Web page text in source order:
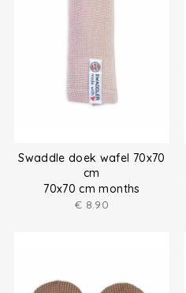
Swaddle doek wafel 70x70
cm
70x70 cm months
€ 8.90